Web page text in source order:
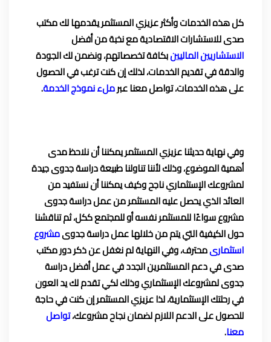
كل هذه الخدمات وأكثر عزيزي المستثمر يقدمها لك مكتب
صدى للاستشارات الاقتصادية مع نخبة من أفضل
الاستشاريين الماليينبكافة تخصصاتهم، ونضمن لك الجودة
والدقة في تقديم الخدمات، لذلك إن كنت ترغب في الحصول
على هذه الخدمات، تواصل معنا عبرملء نموذج الخدمة.
وفي نهاية حديثنا عزيزي المستثمر يمكننا أن نلاحظ مدى
أهمية الموضوع، وذلك لأننا تناولنا طبيعة دراسة جدوى جيدة
لمشروعك الإستثماري ناجح وكيف يمكننا أن نستفيد من
العائد الذي يحصل عليه المستثمر من عمل دراسة جدوى
مشروع سواءًا للمستثمر نفسه أو للمجتمع ككل، ثم تناقشنا
حول الكيفية التي يتم من خلالها عمل دراسة جدوىمشروع
استثمارىمحترف، وفي النهاية لم نغفل عن ذكر دور مكتب
صدى في دعم المستثمرين الجدد في عمل أفضل دراسة
جدوى لمشروعك الإستثماري وذلك لكي تقدم لك يد العون
في رحلتك الإستثمارية، لذا عزيزي المستثمر إن كنت في حاجة
للحصول على الدعم اللازم لضمان نجاح مشروعك،تواصل
معنا.